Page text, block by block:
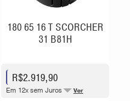
180 65 16 T SCORCHER
31 B81H
R$2.919,90
Em 12x sem Juros Ver